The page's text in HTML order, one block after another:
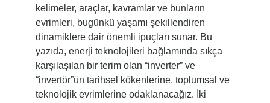
kelimeler, araçlar, kavramlar ve bunların
evrimleri, bugünkü yaşamı şekillendiren
dinamiklere dair önemli ipuçları sunar. Bu
yazıda, enerji teknolojileri bağlamında sıkça
karşılaşılan bir terim olan “inverter” ve
“invertör”ün tarihsel kökenlerine, toplumsal ve
teknolojik evrimlerine odaklanacağız. İki